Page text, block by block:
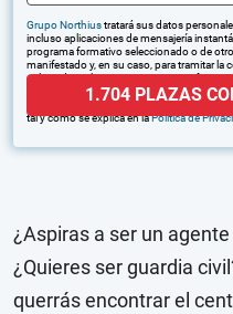
Grupo Northiustratará sus datos
incluso aplicaciones de mensajería
programa formativo seleccionado o de
manifestado y, en su caso, para tramitar
solicitud con las empresas que conforman
puedan hacerle llegar la mejor oferta de
tal y como se explica en laPolítica de
1.704 PLAZAS
¿Aspiras a ser un
¿Quieres ser guardia
querrás encontrar el